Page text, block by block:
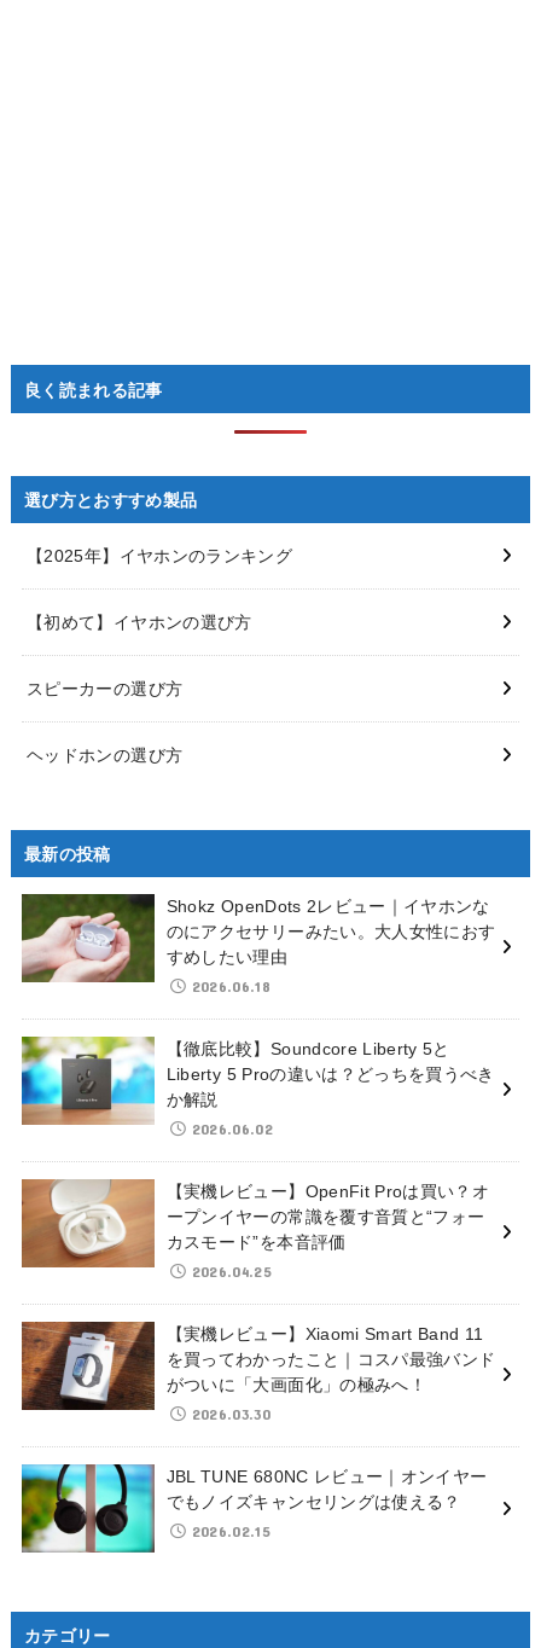
良く読まれる記事
選び方とおすすめ製品
【2025年】イヤホンのランキング
【初めて】イヤホンの選び方
スピーカーの選び方
ヘッドホンの選び方
最新の投稿
Shokz OpenDots 2レビュー｜イヤホンな
のにアクセサリーみたい。大人女性におす
すめしたい理由
2026.06.18
【徹底比較】Soundcore Liberty 5と
Liberty 5 Proの違いは？どっちを買うべき
か解説
2026.06.02
【実機レビュー】OpenFit Proは買い？オ
ープンイヤーの常識を覆す音質と“フォー
カスモード”を本音評価
2026.04.25
【実機レビュー】Xiaomi Smart Band 11
を買ってわかったこと｜コスパ最強バンド
がついに「大画面化」の極みへ！
2026.03.30
JBL TUNE 680NC レビュー｜オンイヤー
でもノイズキャンセリングは使える？
2026.02.15
カテゴリー